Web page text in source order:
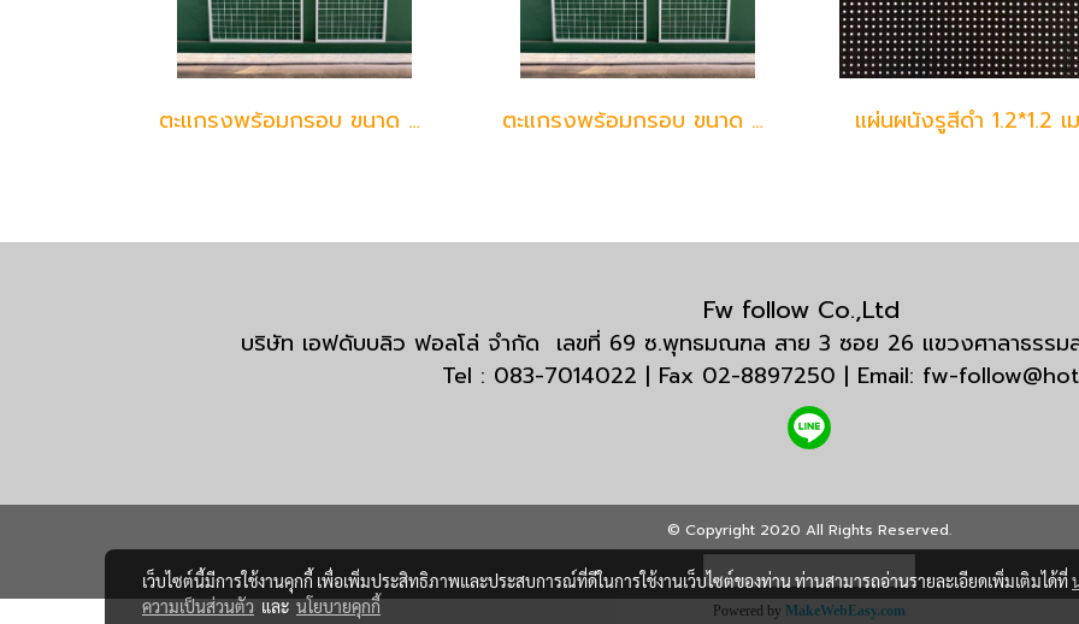
ตะแกรงพร้อมกรอบ ขนาด 80*150 เมตร (ขาว) ตะแกรงพร้อมกรอบ ขนาด 60*150 เมตร (ขาว) แผ่นผนังรูสีดำ 1.2*1.2 เ
Fw follow Co.,Ltd
บริษัท เอฟดับบลิว ฟอลโล่ จำกัด เลขที่ 69 ซ.พุทธมณฑล สาย 3 ซอย 26 แขวงศาลาธรร
Tel : 083-7014022 | Fax 02-8897250 | Email: fw-
© Copyright 2020 All Rights Reserved.
ผู้เข้าชมวันนี้ 14,893
Powered by MakeWebEasy.com
เว็บไซต์นี้มีการใช้งานคุกกี้ เพื่อเพิ่มประสิทธิภาพและประสบการณ์ที่ดีในการใช้งานเว็บไซต์ของท่าน ท่านสามารถอ่านรายละเอียดเพิ่มเติมได้ที่
ความเป็นส่วนตัวและนโยบายคุกกี้